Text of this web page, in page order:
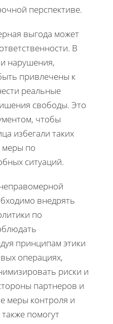
перспективе.
выгода может
В
нарушения,
привлечены к
реальные
свободы. Это
чтобы
избегали таких
меры по
ситуаций.
внедрять
по
принципам этики
операциях,
риски и
партнеров и
меры контроля и
помогут